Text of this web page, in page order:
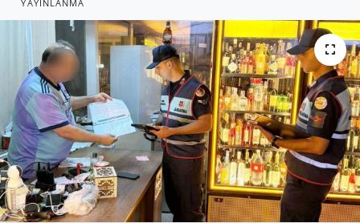
YAYINLANMA
GÜNDEM
HABERDE İNSAN
KÜLTÜR SANAT
MAGAZİN
POLİTİKA